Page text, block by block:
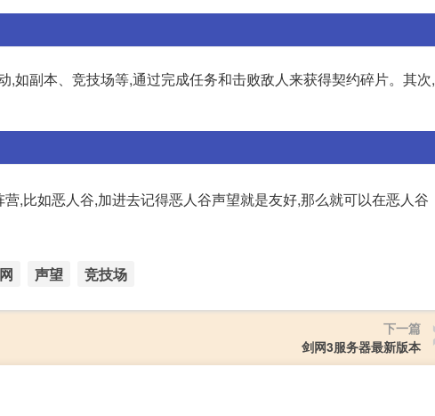
如副本、竞技场等,通过完成任务和击败敌人来获得契约碎片。其次,
,比如恶人谷,加进去记得恶人谷声望就是友好,那么就可以在恶人谷
声望 竞技场
下一篇
剑网3服务器最新版本